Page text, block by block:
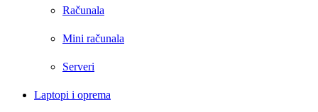
Računala
Mini računala
Serveri
Laptopi i oprema